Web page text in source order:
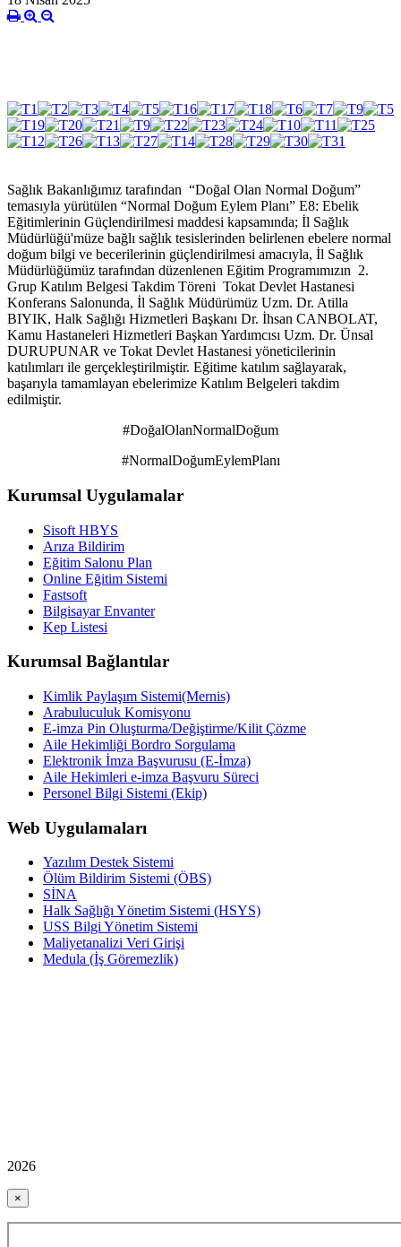
Sağlık Bakanlığımız tarafından “Doğal Olan Normal Doğum”
temasıyla yürütülen “Normal Doğum Eylem Planı” E8: Ebelik
Eğitimlerinin Güçlendirilmesi maddesi kapsamında; İl Sağlık
Müdürlüğü'müze bağlı sağlık tesislerinden belirlenen ebelere normal
doğum bilgi ve becerilerinin güçlendirilmesi amacıyla, İl Sağlık
Müdürlüğümüz tarafından düzenlenen Eğitim Programımızın 2.
Grup Katılım Belgesi Takdim Töreni Tokat Devlet Hastanesi
Konferans Salonunda, İl Sağlık Müdürümüz Uzm. Dr. Atilla
BIYIK, Halk Sağlığı Hizmetleri Başkanı Dr. İhsan CANBOLAT,
Kamu Hastaneleri Hizmetleri Başkan Yardımcısı Uzm. Dr. Ünsal
DURUPUNAR ve Tokat Devlet Hastanesi yöneticilerinin
katılımları ile gerçekleştirilmiştir. Eğitime katılım sağlayarak,
başarıyla tamamlayan ebelerimize Katılım Belgeleri takdim
edilmiştir.
#DoğalOlanNormalDoğum
#NormalDoğumEylemPlanı
Kurumsal Uygulamalar
Sisoft HBYS
Arıza Bildirim
Eğitim Salonu Plan
Online Eğitim Sistemi
Fastsoft
Bilgisayar Envanter
Kep Listesi
Kurumsal Bağlantılar
Kimlik Paylaşım Sistemi(Mernis)
Arabuluculuk Komisyonu
E-imza Pin Oluşturma/Değiştirme/Kilit Çözme
Aile Hekimliği Bordro Sorgulama
Elektronik İmza Başvurusu (E-İmza)
Aile Hekimleri e-imza Başvuru Süreci
Personel Bilgi Sistemi (Ekip)
Web Uygulamaları
Yazılım Destek Sistemi
Ölüm Bildirim Sistemi (ÖBS)
SİNA
Halk Sağlığı Yönetim Sistemi (HSYS)
USS Bilgi Yönetim Sistemi
Maliyetanalizi Veri Girişi
Medula (İş Göremezlik)
2026
×